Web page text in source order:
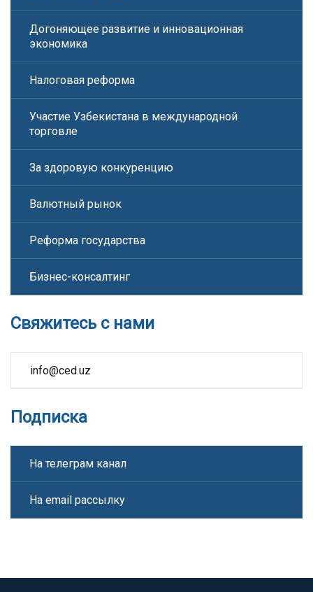
Догоняющее развитие и инновационная
экономика
Налоговая реформа
Участие Узбекистана в международной
торговле
За здоровую конкуренцию
Валютный рынок
Реформа государства
Бизнес-консалтинг
Свяжитесь с нами
info@ced.uz
Подписка
На телеграм канал
На email рассылку